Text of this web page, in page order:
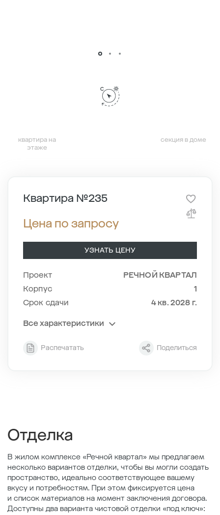
квартира на
этаже
секция в доме
Квартира №235
Цена по запросу
УЗНАТЬ ЦЕНУ
Проект
РЕЧНОЙ КВАРТАЛ
Корпус
1
Срок сдачи
4 кв. 2028 г.
Все характеристики
Секция
2
Распечатать Поделиться
Отделка
В жилом комплексе «Речной квартал» мы предлагаем
несколько вариантов отделки, чтобы вы могли создать
пространство, идеально соответствующее вашему
вкусу и потребностям. При этом фиксируется цена
и список материалов на момент заключения договора.
Доступны два варианта чистовой отделки «под ключ»: